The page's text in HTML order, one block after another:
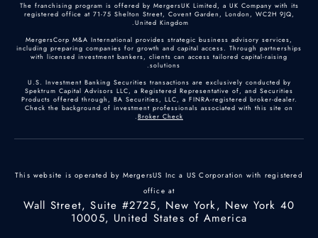
The franchising program is offered by MergersUK Limited, a UK Company with its
registered office at 71-75 Shelton Street, Covent Garden, London, WC2H 9JQ,
United Kingdom.
MergersCorp M&A International provides strategic business advisory services,
including preparing companies for growth and capital access. Through partnerships
with licensed investment bankers, clients can access tailored capital-raising
solutions.
U.S. Investment Banking Securities transactions are exclusively conducted by
Spektrum Capital Advisors LLC, a Registered Representative of, and Securities
Products offered through, BA Securities, LLC, a FINRA-registered broker-dealer.
Check the background of investment professionals associated with this site on
Broker Check
.
This website is operated by MergersUS Inc a US Corporation with registered
office at
40 Wall Street, Suite #2725, New York, New York
10005, United States of America